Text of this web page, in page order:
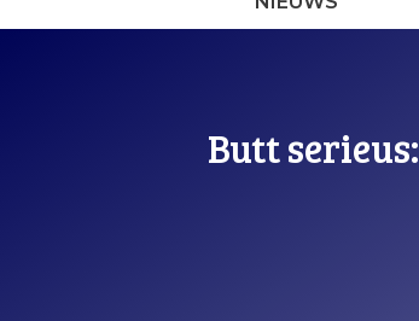
Butt